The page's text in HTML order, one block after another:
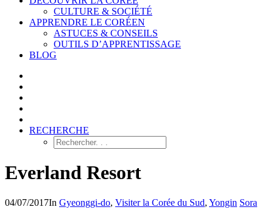
CULTURE & SOCIÉTÉ
APPRENDRE LE CORÉEN
ASTUCES & CONSEILS
OUTILS D’APPRENTISSAGE
BLOG
RECHERCHE
Everland Resort
04/07/2017In Gyeonggi-do, Visiter la Corée du Sud, Yongin Sora